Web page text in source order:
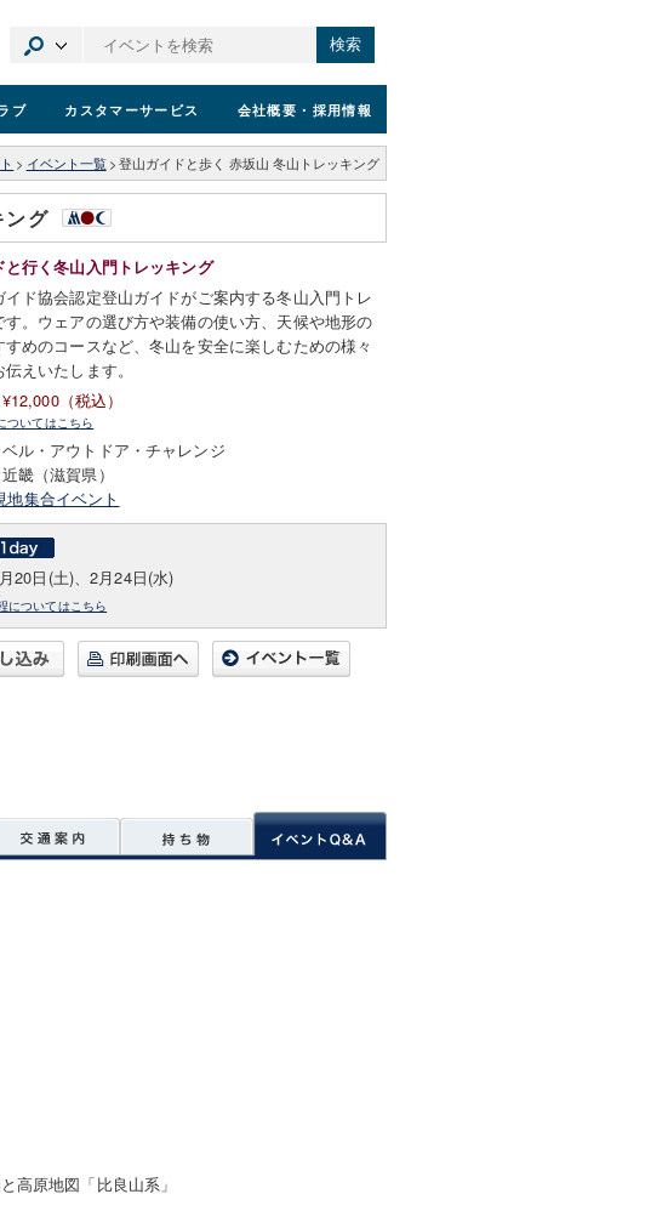
検索
ブ カスタマーサービス 会社概要 ・採用情報
> イベント一覧 > 登山ガイドと歩く 赤坂山 冬山トレッキング
ング
と行く冬山入門トレッキング
イド協会認定登山ガイドがご案内する冬山入門トレ
す。ウェアの選び方や装備の使い方、天候や地形の
すめのコースなど、冬山を安全に楽しむための様々
えいたします。
¥12,000（税込）
ついてはこちら
ル・アウトドア・チャレンジ
近畿（滋賀県）
地集合イベント
20日(土)、2月24日(水)
についてはこちら
高原地図「比良山系」